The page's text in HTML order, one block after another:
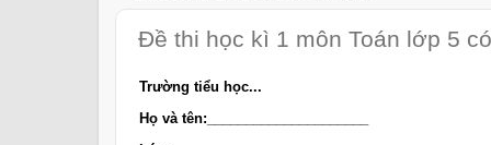
Đề thi học kì 1 môn Toán lớp 5
Trường tiểu học...
Họ và tên:_____________________